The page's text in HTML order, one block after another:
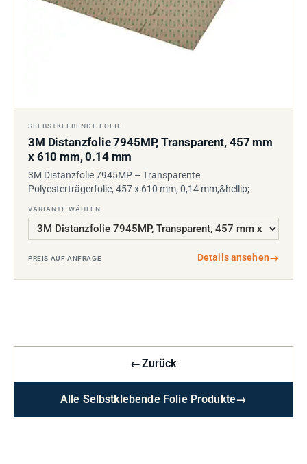
SELBSTKLEBENDE FOLIE
3M Distanzfolie 7945MP, Transparent, 457 mm
x 610 mm, 0.14 mm
3M Distanzfolie 7945MP – Transparente
Polyesterträgerfolie, 457 x 610 mm, 0,14 mm,&hellip;
VARIANTE WÄHLEN
PREIS AUF ANFRAGE Details ansehen→
←Zurück
Alle Selbstklebende Folie Produkte→